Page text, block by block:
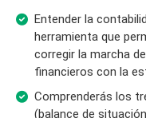
Entender la
herramienta que
corregir la marcha
financieros con la
Comprenderás los
(balance de